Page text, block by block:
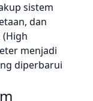
sistem
dan
menjadi
diperbarui